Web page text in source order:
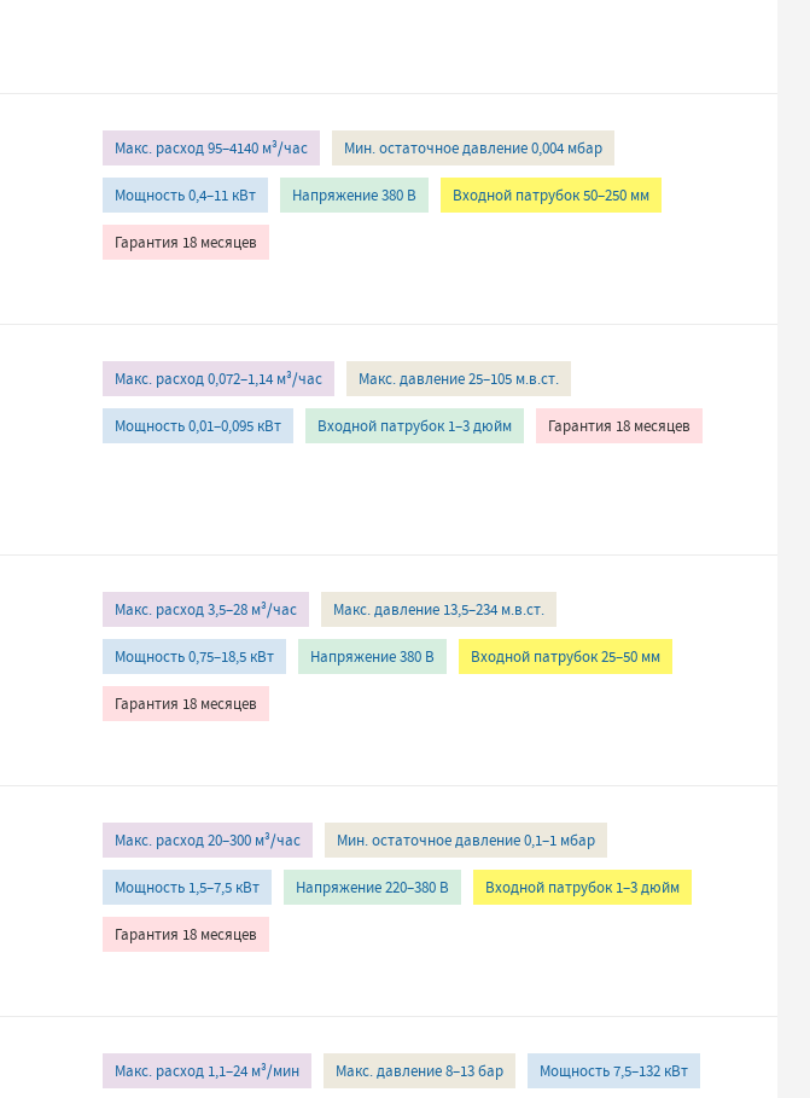
Макс. расход 95–4140 м³/час Мин. остаточное давление 0,004 мбар
Мощность 0,4–11 кВт Напряжение 380 В Входной патрубок 50–250 мм
Гарантия 18 месяцев
Макс. расход 0,072–1,14 м³/час Макс. давление 25–105 м.в.ст.
Мощность 0,01–0,095 кВт Входной патрубок 1–3 дюйм Гарантия 18 месяцев
Макс. расход 3,5–28 м³/час Макс. давление 13,5–234 м.в.ст.
Мощность 0,75–18,5 кВт Напряжение 380 В Входной патрубок 25–50 мм
Гарантия 18 месяцев
Макс. расход 20–300 м³/час Мин. остаточное давление 0,1–1 мбар
Мощность 1,5–7,5 кВт Напряжение 220–380 В Входной патрубок 1–3 дюйм
Гарантия 18 месяцев
Макс. расход 1,1–24 м³/мин Макс. давление 8–13 бар Мощность 7,5–132 кВт